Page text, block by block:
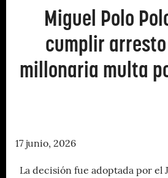
Miguel Polo
cumplir
millonaria multa
17 junio, 2026
La decisión fue adoptada por el